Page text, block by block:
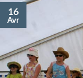
16
Avr